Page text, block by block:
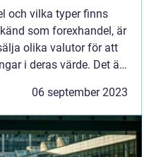
och vilka typer finns
som forexhandel, är
olika valutor för att
i deras värde. Det är
06 september 2023